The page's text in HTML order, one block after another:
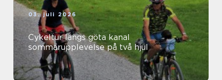
03. juli 2026
Cykeltur längs göta kanal
sommarupplevelse på två hjul